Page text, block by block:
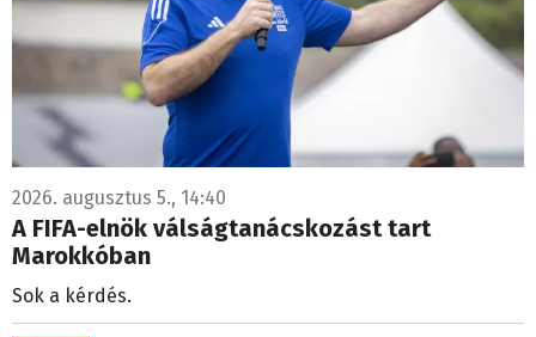
2026. augusztus 5., 14:40
A FIFA-elnök válságtanácskozást tart
Marokkóban
Sok a kérdés.